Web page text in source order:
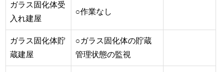
ガラス固化体受
入れ建屋
○作業なし
ガラス固化体貯
蔵建屋
○ガラス固化体の貯蔵
管理状態の監視